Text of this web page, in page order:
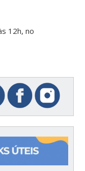
12h, no